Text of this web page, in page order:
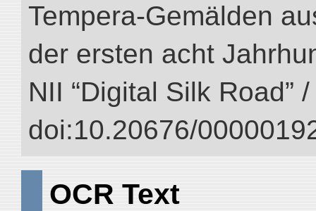
Tempera-Gemälden
der ersten acht
NII “Digital Silk Road”
doi:10.20676/
OCR Text